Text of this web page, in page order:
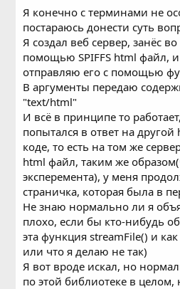
ы
л
Я конечно с терминами не
постараюсь донести суть
Я создал веб сервер, занёс
помощью SPIFFS html файл,
отправляю его с помощью
В аргументы передаю
"text/html"
И всё в принципе то
попытался в ответ на
коде, то есть на том же
html файл, таким же
эксперемента), у меня
страничка, которая была в
Не знаю нормально ли я
плохо, если бы кто-нибудь
эта функция streamFile() и
или что я делаю не так)
Я вот вроде искал, но
по этой библиотеке в целом,